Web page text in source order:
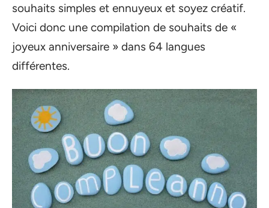
souhaits simples et ennuyeux et soyez créatif.
Voici donc une compilation de souhaits de «
joyeux anniversaire » dans 64 langues
différentes.